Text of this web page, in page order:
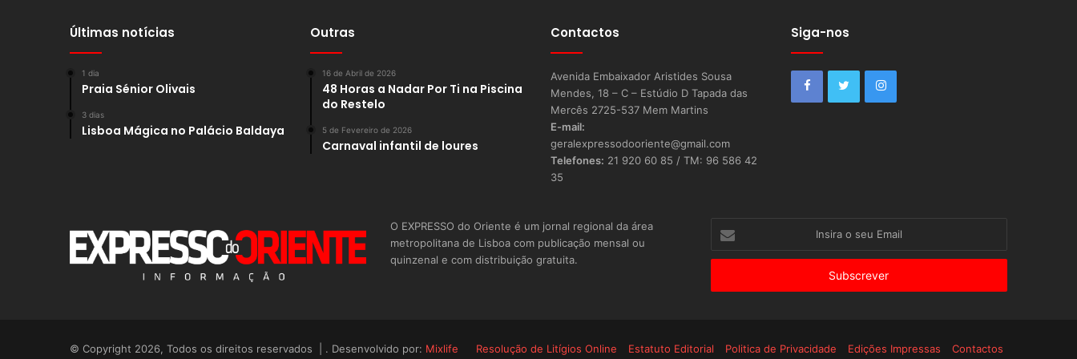
Últimas notícias
1 dia
Praia Sénior Olivais
3 dias
Lisboa Mágica no Palácio Baldaya
Outras
16 de Abril de 2026
48 Horas a Nadar Por Ti na Piscina
do Restelo
5 de Fevereiro de 2026
Carnaval infantil de loures
Contactos
Avenida Embaixador Aristides Sousa
Mendes, 18 – C – Estúdio D Tapada das
Mercês 2725-537 Mem Martins
E-mail:
geralexpressodooriente@gmail.com
Telefones: 21 920 60 85 / TM: 96 586 42
35
Siga-nos
O EXPRESSO do Oriente é um jornal regional da área
metropolitana de Lisboa com publicação mensal ou
quinzenal e com distribuição gratuita.
seu
© Copyright 2026, Todos os direitos reservados | . Desenvolvido por: Mixlife Resolução de Litígios Online Estatuto Editorial Politica de Privacidade Edições Impressas Contactos